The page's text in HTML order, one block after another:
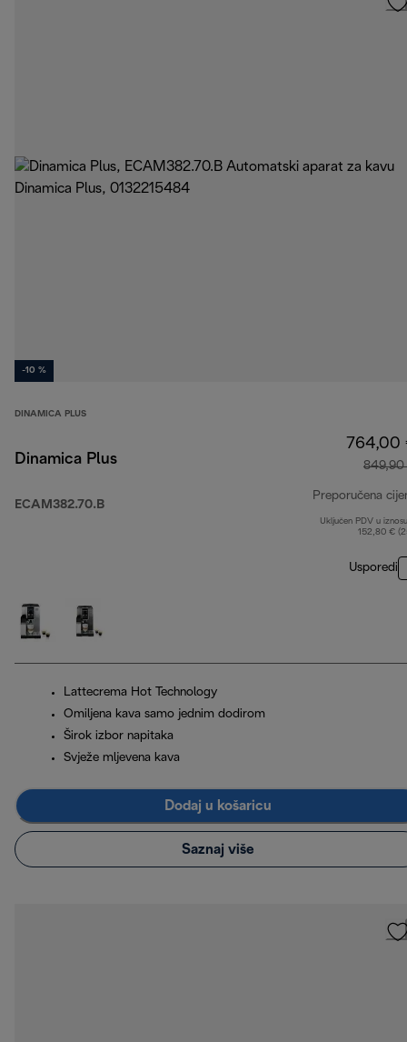
-10 %
DINAMICA PLUS
Dinamica Plus
ECAM382.70.B
764,00
Preporučena
Uključen PDV u
152,80 €
Usporedi
Lattecrema Hot Technology
Omiljena kava samo jednim dodirom
Širok izbor napitaka
Svježe mljevena kava
Dodaj u košaricu
Saznaj više